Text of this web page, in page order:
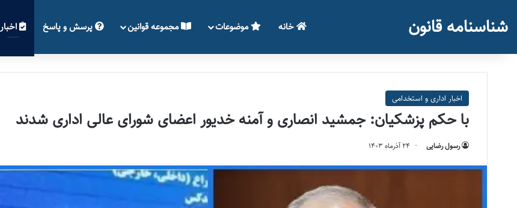
شناسنامه قانون خانه موضوعات مجموعه قوانین پرسش و پاسخ اخبار
اخبار اداری و استخدامی
با حکم پزشکیان: جمشید انصاری و آمنه خدیور اعضای شورای عالی اداری شدند
رسول رضایی ۲۴ آذر‌ماه ۱۴۰۳